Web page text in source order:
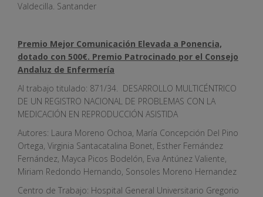
Valdecilla. Santander
Premio Mejor Comunicación Elevada a Ponencia,
dotado con 500€. Premio Patrocinado por el Consejo
Andaluz de Enfermería
Al trabajo titulado: 871/34. DESARROLLO MULTICÉNTRICO
DE UN REGISTRO NACIONAL DE PROBLEMAS CON LA
MEDICACIÓN EN REPRODUCCIÓN ASISTIDA
Autores: Laura Moreno Ochoa, María Concepción Del Pino
Ortega, Virginia Santacatalina Bonet, Esther Fernández
Fernández, Mayca Picos Bodelón, Eva Antúnez Valiente,
Miriam Redondo Hernando, Sonsoles Moreno Hernandez
Centro de Trabajo: Hospital General Universitario Gregorio